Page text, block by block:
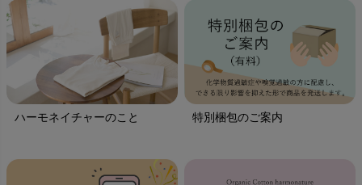
ハーモネイチャーのこと 特別梱包のご案内